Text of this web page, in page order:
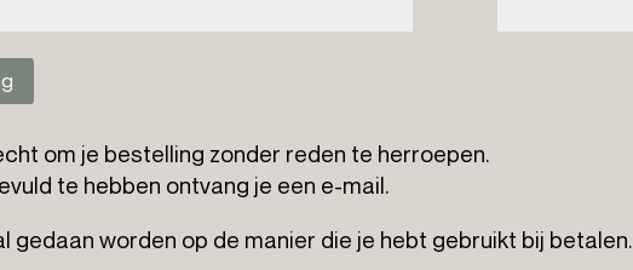
om je bestelling zonder reden te herroepen.
te hebben ontvang je een e-mail.
gedaan worden op de manier die je hebt gebruikt bij betalen.